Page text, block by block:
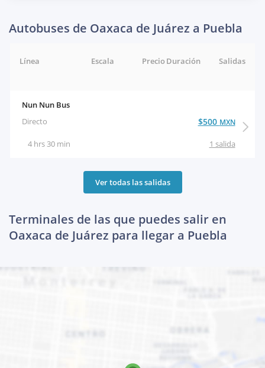
Autobuses de Oaxaca de Juárez a Puebla
Línea Salidas
Duración
Escala Precio
Nun Nun Bus
1 salida
4 hrs 30 min
Directo $500 MXN
Ver todas las salidas
Terminales de las que puedes salir en
Oaxaca de Juárez para llegar a Puebla